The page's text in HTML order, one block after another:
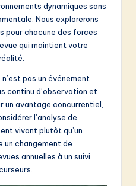
dynamiques sans
Nous explorerons
pour chacune des forces
qui maintient votre
pas un événement
continu d’observation et
un avantage concurrentiel,
l’analyse de
vivant plutôt qu’un
changement de
annuelles à un suivi